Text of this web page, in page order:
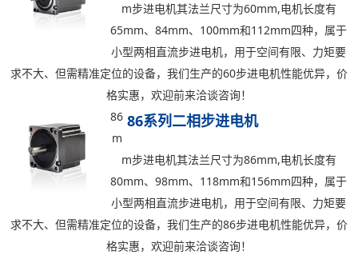
m步进电机其法兰尺寸为60mm,电机长度有
65mm、84mm、100mm和112mm四种，属于
小型两相直流步进电机，用于空间有限、力矩要
求不大、但需精准定位的设备，我们生产的60步进电机性能优异，价
格实惠，欢迎前来洽谈咨询！
86系列二相步进电机
86
m
m步进电机其法兰尺寸为86mm,电机长度有
80mm、98mm、118mm和156mm四种，属于
小型两相直流步进电机，用于空间有限、力矩要
求不大、但需精准定位的设备，我们生产的86步进电机性能优异，价
格实惠，欢迎前来洽谈咨询！